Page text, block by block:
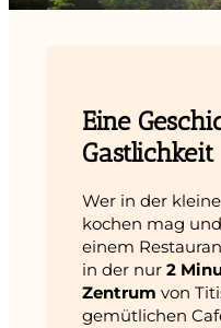
Eine
Gastlichkeit
Wer in der
kochen mag
einem
in der nur2
Zentrum von
gemütlichen